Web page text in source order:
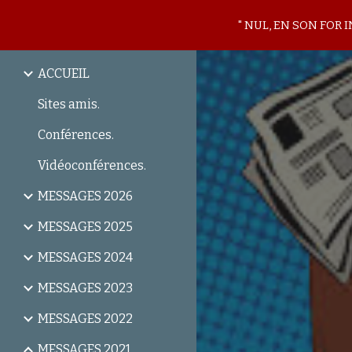
" NUL, EN SON FOR
ACCUEIL
Sites amis.
Conférences.
Vidéoconférences.
MESSAGES 2026
MESSAGES 2025
MESSAGES 2024
MESSAGES 2023
MESSAGES 2022